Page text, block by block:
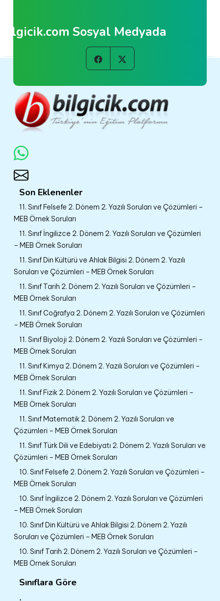
Bilgicik.com Sosyal Medyada
Son Eklenenler
11. Sınıf Felsefe 2. Dönem 2. Yazılı Soruları ve Çözümleri –
MEB Örnek Soruları
11. Sınıf İngilizce 2. Dönem 2. Yazılı Soruları ve Çözümleri
– MEB Örnek Soruları
11. Sınıf Din Kültürü ve Ahlak Bilgisi 2. Dönem 2. Yazılı
Soruları ve Çözümleri – MEB Örnek Soruları
11. Sınıf Tarih 2. Dönem 2. Yazılı Soruları ve Çözümleri –
MEB Örnek Soruları
11. Sınıf Coğrafya 2. Dönem 2. Yazılı Soruları ve Çözümleri
– MEB Örnek Soruları
11. Sınıf Biyoloji 2. Dönem 2. Yazılı Soruları ve Çözümleri –
MEB Örnek Soruları
11. Sınıf Kimya 2. Dönem 2. Yazılı Soruları ve Çözümleri –
MEB Örnek Soruları
11. Sınıf Fizik 2. Dönem 2. Yazılı Soruları ve Çözümleri –
MEB Örnek Soruları
11. Sınıf Matematik 2. Dönem 2. Yazılı Soruları ve
Çözümleri – MEB Örnek Soruları
11. Sınıf Türk Dili ve Edebiyatı 2. Dönem 2. Yazılı Soruları ve
Çözümleri – MEB Örnek Soruları
10. Sınıf Felsefe 2. Dönem 2. Yazılı Soruları ve Çözümleri –
MEB Örnek Soruları
10. Sınıf İngilizce 2. Dönem 2. Yazılı Soruları ve Çözümleri
– MEB Örnek Soruları
10. Sınıf Din Kültürü ve Ahlak Bilgisi 2. Dönem 2. Yazılı
Soruları ve Çözümleri – MEB Örnek Soruları
10. Sınıf Tarih 2. Dönem 2. Yazılı Soruları ve Çözümleri –
MEB Örnek Soruları
Sınıflara Göre